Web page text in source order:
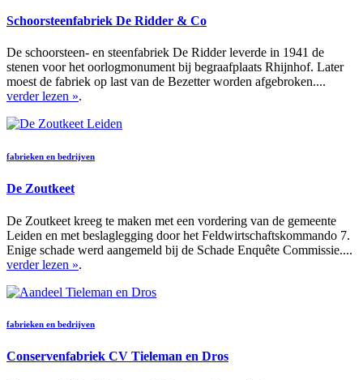
Schoorsteenfabriek De Ridder & Co
De schoorsteen- en steenfabriek De Ridder leverde in 1941 de
stenen voor het oorlogmonument bij begraafplaats Rhijnhof. Later
moest de fabriek op last van de Bezetter worden afgebroken....
verder lezen ».
fabrieken en bedrijven
De Zoutkeet
De Zoutkeet kreeg te maken met een vordering van de gemeente
Leiden en met beslaglegging door het Feldwirtschaftskommando 7.
Enige schade werd aangemeld bij de Schade Enquête Commissie....
verder lezen ».
fabrieken en bedrijven
Conservenfabriek CV Tieleman en Dros